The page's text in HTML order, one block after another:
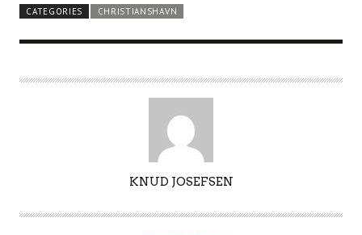
CATEGORIES CHRISTIANSHAVN
T
KNUD JOSEFSEN